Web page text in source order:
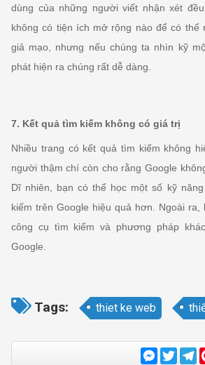
dùng của những người viết nhận xét
không có tiện ích mở rộng nào để có thể
giả mạo, nhưng nếu chúng ta nhìn kỹ
phát hiện ra chúng rất dễ dàng.
7. Kết quả tìm kiếm không có giá trị
Nhiều trang có kết quả tìm kiếm không
người thậm chí còn cho rằng Google
Dĩ nhiên, bạn có thể học một số kỹ
kiếm trên Google hiệu quả hơn. Ngoài
công cụ tìm kiếm và phương pháp
Google.
Tags: thiet ke web